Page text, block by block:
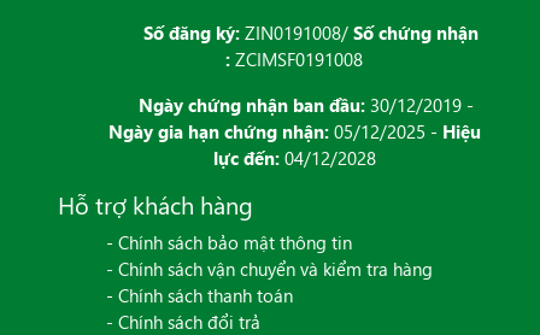
Số đăng ký: ZIN0191008/ Số chứng nhận
: ZCIMSF0191008
Ngày chứng nhận ban đầu: 30/12/2019 -
Ngày gia hạn chứng nhận:05/12/2025 - Hiệu
lực đến:04/12/2028
Hỗ trợ khách hàng
- Chính sách bảo mật thông tin
- Chính sách vận chuyển và kiểm tra hàng
- Chính sách thanh toán
- Chính sách đổi trả